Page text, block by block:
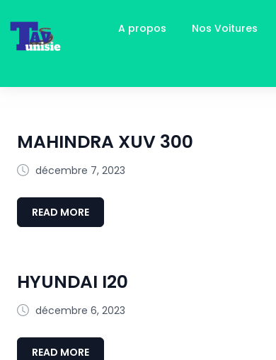
A propos Nos Voitures
MAHINDRA XUV 300
décembre 7, 2023
READ MORE
HYUNDAI I20
décembre 6, 2023
READ MORE